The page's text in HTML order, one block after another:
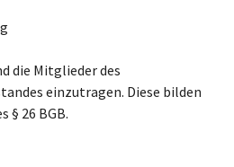
die Mitglieder des
einzutragen. Diese bilden
§ 26 BGB.